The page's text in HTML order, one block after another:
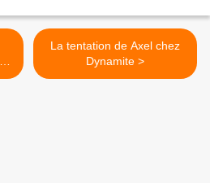
La tentation de Axel chez
Dynamite >